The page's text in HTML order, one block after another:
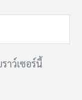
าว์เซอร์นี้